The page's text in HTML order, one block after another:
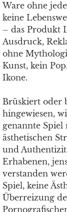
Ware ohne
keine
– das Produkt
Ausdruck,
ohne
Kunst, kein
Ikone.
Brüskiert oder
hingewiesen,
genannte
ästhetischen
und
Erhabenen,
verstanden
Spiel, keine
Überreizung